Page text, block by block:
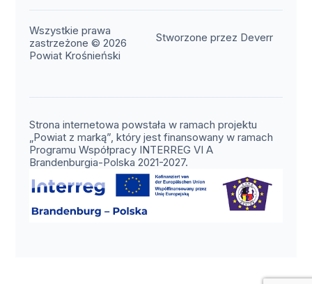
Wszystkie prawa
zastrzeżone © 2026
Powiat Krośnieński
Stworzone przez Deverr
Strona internetowa powstała w ramach projektu
„Powiat z marką”, który jest finansowany w ramach
Programu Współpracy INTERREG VI A
Brandenburgia-Polska 2021-2027.